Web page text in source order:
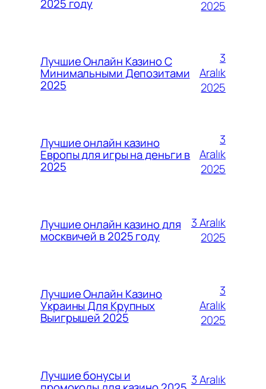
2025 году
2025
Лучшие Онлайн Казино С
Минимальными Депозитами
2025
3
Aralık
2025
Лучшие онлайн казино
Европы для игры на деньги в
2025
3
Aralık
2025
Лучшие онлайн казино для
москвичей в 2025 году
3 Aralık
2025
Лучшие Онлайн Казино
Украины Для Крупных
Выигрышей 2025
3
Aralık
2025
Лучшие бонусы и
3 Aralık